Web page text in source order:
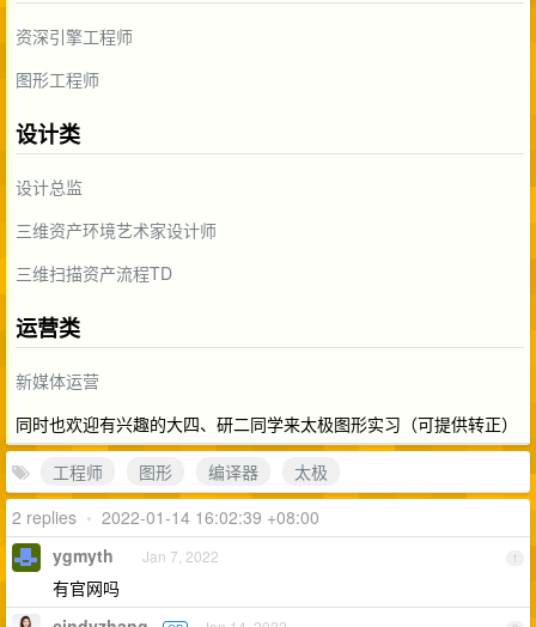
资深引擎工程师
图形工程师
设计类
设计总监
三维资产环境艺术家设计师
三维扫描资产流程TD
运营类
新媒体运营
同时也欢迎有兴趣的大四、研二同学来太极图形实习（可提供转正）
工程师
图形 编译器
太极
2 replies • 2022-01-14 16:02:39 +08:00
1
ygmyth Jan 7, 2022
有官网吗